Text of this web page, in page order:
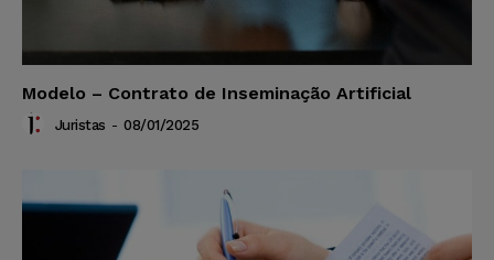
Modelo – Contrato de Inseminação Artificial
Juristas - 08/01/2025